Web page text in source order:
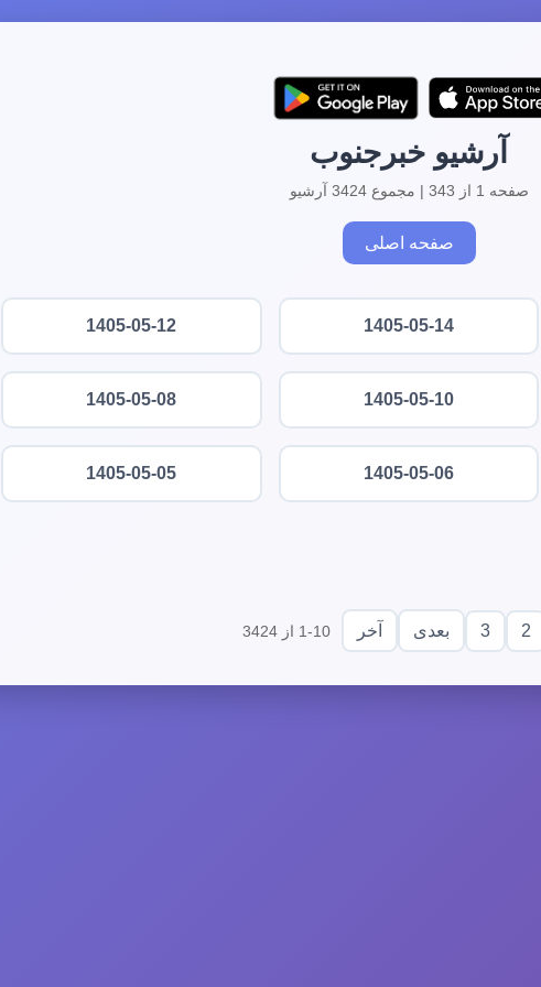
آرشیو خبرجنوب
صفحه 1 از 343 | مجموع 3424 آرشیو
صفحه اصلی
1405-05-14
1405-05-12
1405-05-10
1405-05-08
1405-05-06
1405-05-05
2
3 بعدی آخر 1-10 از 3424